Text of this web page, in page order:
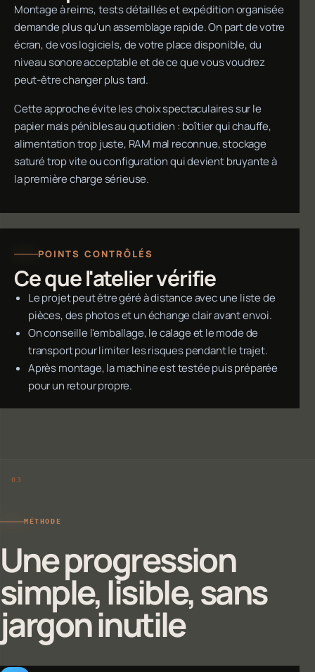
Montage à reims, tests détaillés et expédition organisée
demande plus qu'un assemblage rapide. On part de votre
écran, de vos logiciels, de votre place disponible, du
niveau sonore acceptable et de ce que vous voudrez
peut-être changer plus tard.
Cette approche évite les choix spectaculaires sur le
papier mais pénibles au quotidien : boîtier qui chauffe,
alimentation trop juste, RAM mal reconnue, stockage
saturé trop vite ou configuration qui devient bruyante à
la première charge sérieuse.
POINTS CONTRÔLÉS
Ce que l'atelier vérifie
Le projet peut être géré à distance avec une liste de
pièces, des photos et un échange clair avant envoi.
On conseille l'emballage, le calage et le mode de
transport pour limiter les risques pendant le trajet.
Après montage, la machine est testée puis préparée
pour un retour propre.
MÉTHODE
Une progression
simple, lisible, sans
jargon inutile